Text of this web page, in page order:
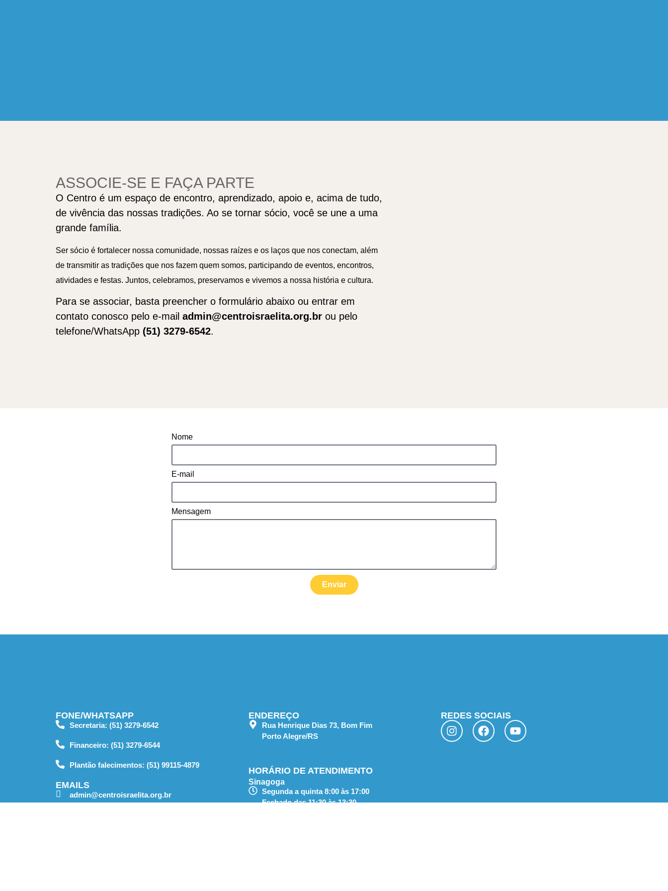
ASSOCIE-SE E FAÇA PARTE
O Centro é um espaço de encontro, aprendizado, apoio e, acima de tudo,
de vivência das nossas tradições. Ao se tornar sócio, você se une a uma
grande família.
Ser sócio é fortalecer nossa comunidade, nossas raízes e os laços que nos conectam, além
de transmitir as tradições que nos fazem quem somos, participando de eventos, encontros,
atividades e festas. Juntos, celebramos, preservamos e vivemos a nossa história e cultura.
Para se associar, basta preencher o formulário abaixo ou entrar em
contato conosco pelo e-mail admin@centroisraelita.org.br ou pelo
telefone/WhatsApp (51) 3279-6542.
Nome
E-mail
Mensagem
Enviar
FONE/WHATSAPP
Secretaria: (51) 3279-6542
Financeiro: (51) 3279-6544
Plantão falecimentos: (51) 99115-4879
EMAILS
admin@centroisraelita.org.br
ENDEREÇO
Rua Henrique Dias 73, Bom Fim
Porto Alegre/RS
HORÁRIO DE ATENDIMENTO
Sinagoga
Segunda a quinta 8:00 às 17:00
Fechado das 11:30 às 13:30
REDES SOCIAIS